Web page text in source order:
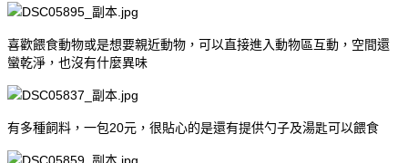
喜歡餵食動物或是想要親近動物，可以直接進入動物區互動，空間還
蠻乾淨，也沒有什麼異味
有多種飼料，一包20元，很貼心的是還有提供勺子及湯匙可以餵食